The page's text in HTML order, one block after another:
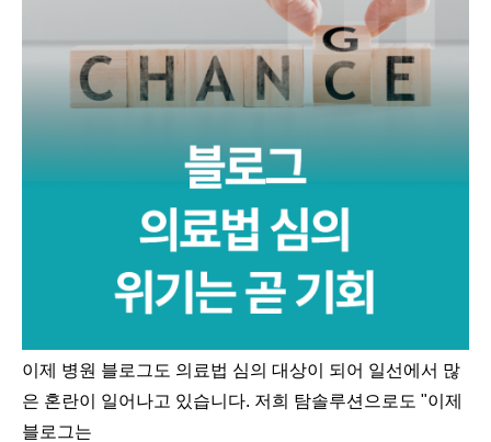
이제 병원 블로그도 의료법 심의 대상이 되어 일선에서 많
은 혼란이 일어나고 있습니다. 저희 탐솔루션으로도 "이제
블로그는